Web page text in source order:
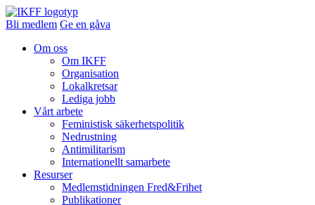
Bli medlem Ge en gåva
Om oss
Om IKFF
Organisation
Lokalkretsar
Lediga jobb
Vårt arbete
Feministisk säkerhetspolitik
Nedrustning
Antimilitarism
Internationellt samarbete
Resurser
Medlemstidningen Fred&Frihet
Publikationer